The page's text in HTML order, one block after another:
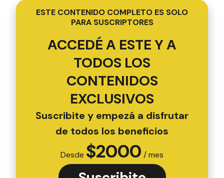
ESTE CONTENIDO COMPLETO ES SOLO
PARA SUSCRIPTORES
ACCEDÉ A ESTE Y A
TODOS LOS
CONTENIDOS
EXCLUSIVOS
Suscribite y empezá a disfrutar
de todos los beneficios
Desde $2000 / mes